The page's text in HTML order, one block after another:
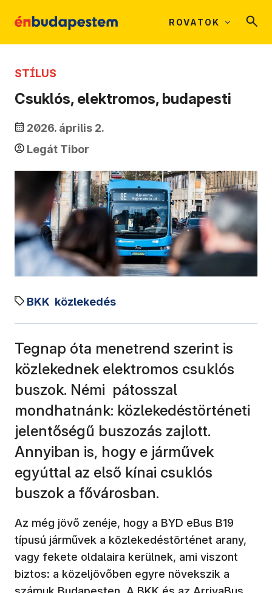
ROVATOK
STÍLUS
Csuklós, elektromos, budapesti
2026. április 2.
Legát Tibor
BKK közlekedés
Tegnap óta menetrend szerint is
közlekednek elektromos csuklós
buszok. Némi pátosszal
mondhatnánk: közlekedéstörténeti
jelentőségű buszozás zajlott.
Annyiban is, hogy e járművek
egyúttal az első kínai csuklós
buszok a fővárosban.
Az még jövő zenéje, hogy a BYD eBus B19
típusú járművek a közlekedéstörténet arany,
vagy fekete oldalaira kerülnek, ami viszont
biztos: a közeljövőben egyre növekszik a